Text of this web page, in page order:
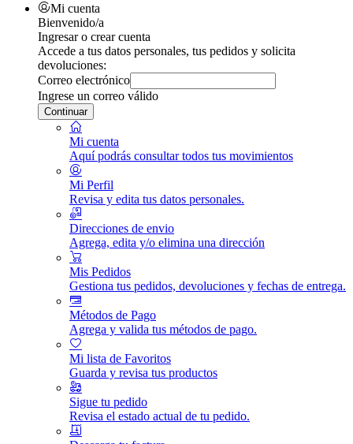
Mi cuenta
Bienvenido/a
Ingresar o crear cuenta
Accede a tus datos personales, tus pedidos y solicita
devoluciones:
Correo electrónico
Ingrese un correo válido
Continuar
Mi cuenta
Aquí podrás consultar todos tus movimientos
Mi Perfil
Revisa y edita tus datos personales.
Direcciones de envio
Agrega, edita y/o elimina una dirección
Mis Pedidos
Gestiona tus pedidos, devoluciones y fechas de entrega.
Métodos de Pago
Agrega y valida tus métodos de pago.
Mi lista de Favoritos
Guarda y revisa tus productos
Sigue tu pedido
Revisa el estado actual de tu pedido.